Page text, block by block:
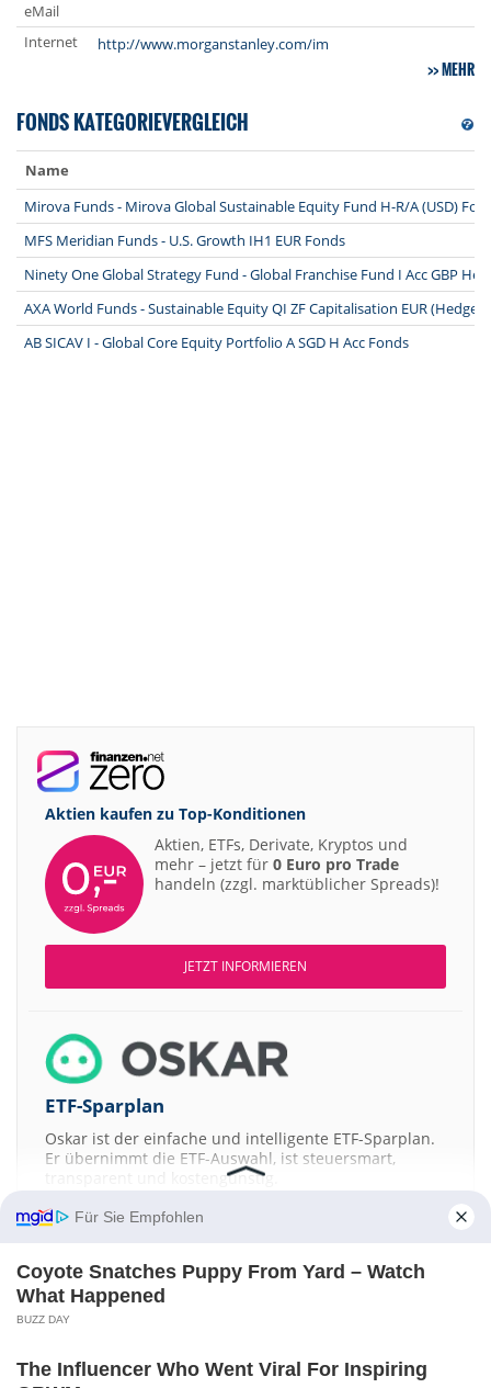
eMail
Internet
http://www.morganstanley.com/im
MEHR
FONDS KATEGORIEVERGLEICH
Name
Mirova Funds - Mirova Global Sustainable Equity Fund H-R/A (USD)
MFS Meridian Funds - U.S. Growth IH1 EUR Fonds
Ninety One Global Strategy Fund - Global Franchise Fund I Acc GBP
AXA World Funds - Sustainable Equity QI ZF Capitalisation EUR
AB SICAV I - Global Core Equity Portfolio A SGD H Acc Fonds
Aktien kaufen zu Top-Konditionen
Aktien, ETFs, Derivate, Kryptos und
mehr – jetzt für 0 Euro pro Trade
handeln (zzgl. marktüblicher Spreads)!
JETZT INFORMIEREN
ETF-Sparplan
Oskar ist der einfache und intelligente ETF-Sparplan.
Er übernimmt die ETF-Auswahl, ist steuersmart,
transparent und kostengünstig.
JETZT MEHR ERFAHREN
S&P 500
Für Sie Empfohlen
Coyote Snatches Puppy From Yard – Watch
What Happened
BUZZ DAY
The Influencer Who Went Viral For Inspiring